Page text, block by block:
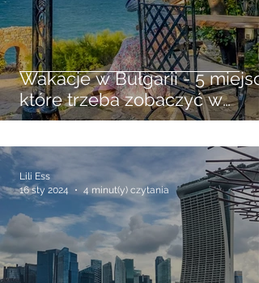
które trzeba zobaczyć w
antycznym Sozopolu
Lili Ess
4 minut(y) czytania